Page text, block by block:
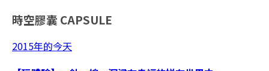
時空膠囊 CAPSULE
2015年的今天